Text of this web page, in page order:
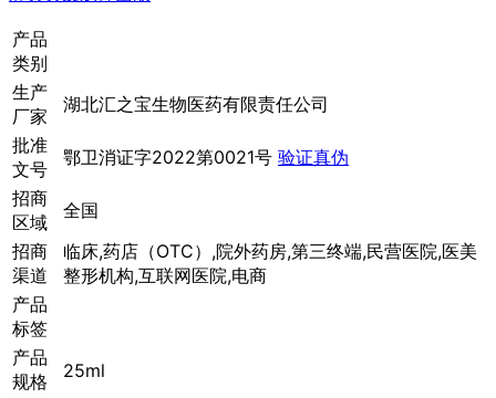
产品
类别
生产
厂家
湖北汇之宝生物医药有限责任公司
批准
文号
鄂卫消证字2022第0021号 验证真伪
招商
区域
全国
招商
渠道
临床,药店（OTC）,院外药房,第三终端,民营医院,医美
整形机构,互联网医院,电商
产品
标签
产品
规格
25ml